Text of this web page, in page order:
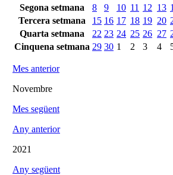
Segona setmana
8 9 10 11 12 13
Tercera setmana
15 16 17 18 19 20
Quarta setmana
22 23 24 25 26 27
Cinquena setmana 29 30 1 2 3 4
Mes anterior
Novembre
Mes següent
Any anterior
2021
Any següent